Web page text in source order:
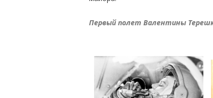
Первый полет Валентины